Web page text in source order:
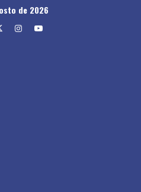
de 2026
Instagram
Youtube